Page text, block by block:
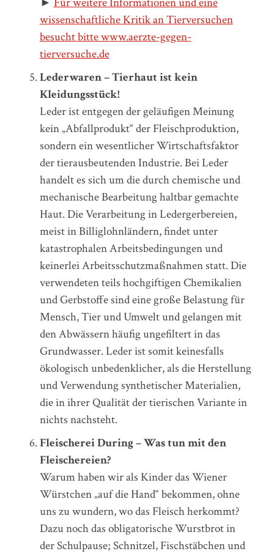
wissenschaftliche Kritik an Tierversuchen
besucht bitte www.aerzte-gegen-
tierversuche.de
Lederwaren – Tierhaut ist kein
Kleidungsstück!
Leder ist entgegen der geläufigen Meinung
kein „Abfallprodukt“ der Fleischproduktion,
sondern ein wesentlicher Wirtschaftsfaktor
der tierausbeutenden Industrie. Bei Leder
handelt es sich um die durch chemische und
mechanische Bearbeitung haltbar gemachte
Haut. Die Verarbeitung in Ledergerbereien,
meist in Billiglohnländern, findet unter
katastrophalen Arbeitsbedingungen und
keinerlei Arbeitsschutzmaßnahmen statt. Die
verwendeten teils hochgiftigen Chemikalien
und Gerbstoffe sind eine große Belastung für
Mensch, Tier und Umwelt und gelangen mit
den Abwässern häufig ungefiltert in das
Grundwasser. Leder ist somit keinesfalls
ökologisch unbedenklicher, als die Herstellung
und Verwendung synthetischer Materialien,
die in ihrer Qualität der tierischen Variante in
nichts nachsteht.
Fleischerei During – Was tun mit den
Fleischereien?
Warum haben wir als Kinder das Wiener
Würstchen „auf die Hand“ bekommen, ohne
uns zu wundern, wo das Fleisch herkommt?
Dazu noch das obligatorische Wurstbrot in
der Schulpause; Schnitzel, Fischstäbchen und